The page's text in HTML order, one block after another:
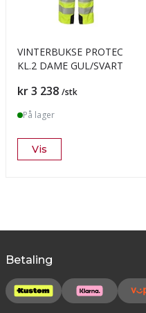
VINTERBUKSE PROTEC
KL.2 DAME GUL/SVART
Pris
kr 3 238 /stk
På lager
Vis
Betaling